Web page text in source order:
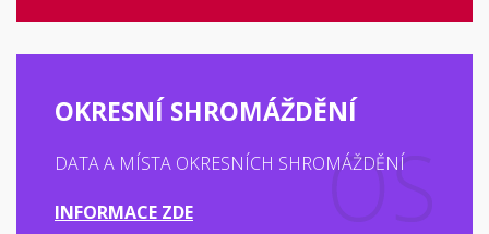
OKRESNÍ SHROMÁŽDĚNÍ
DATA A MÍSTA OKRESNÍCH SHROMÁŽDĚNÍ
INFORMACE ZDE